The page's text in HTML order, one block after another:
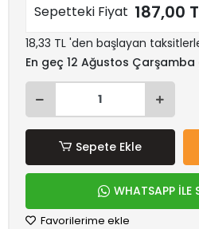
Sepetteki Fiyat 187,00
18,33 TL 'den başlayan
En geç 12 Ağustos
Sepete Ekle
WHATSAPP İLE
Favorilerime ekle